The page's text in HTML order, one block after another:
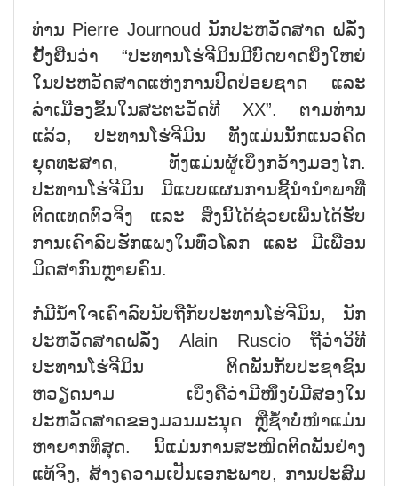
ທ່ານ Pierre Journoud ນັກປະຫວັດສາດ ຝລັ່ງ
ຢັ້ງຢືນວ່າ “ປະທານໂຮ່ຈີມິນມີບົດບາດຍິ່ງໃຫຍ່
ໃນປະຫວັດສາດແຫ່ງການປົດປ່ອຍຊາດ ແລະ
ລ່າເມືອງຂຶ້ນໃນສະຕະວັດທີ XX”. ຕາມທ່ານ
ແລ້ວ, ປະທານໂຮ່ຈີມິນ ທັງແມ່ນນັກແນວຄິດ
ຍຸດທະສາດ, ທັງແມ່ນຜູ້ເບິ່ງກວ້າງມອງໄກ.
ປະທານໂຮ່ຈີມິນ ມີແບບແຜນການຊີ້ນຳນຳພາທີ່
ຕິດແທດຕົວຈິງ ແລະ ສິ່ງນີ້ໄດ້ຊ່ວຍເພິ່ນໄດ້ຮັບ
ການເຄົາລົບຮັກແພງໃນທົ່ວໂລກ ແລະ ມີເພື່ອນ
ມິດສາກົນຫຼາຍຄົນ.
ກໍ່ມີນ້ຳໃຈເຄົາລົບນັບຖືກັບປະທານໂຮ່ຈີມິນ, ນັກ
ປະຫວັດສາດຝລັ່ງ Alain Ruscio ຖືວ່າວິທີ
ປະທານໂຮ່ຈີມິນ ຕິດພັນກັບປະຊາຊົນ
ຫວຽດນາມ ເບິ່ງຄືວ່າມີໜຶ່ງບໍ່ມີສອງໃນ
ປະຫວັດສາດຂອງມວນມະນຸດ ຫຼືຊ້ຳບໍ່ໜຳແມ່ນ
ຫາຍາກທີ່ສຸດ. ນີ້ແມ່ນການສະໜິດຕິດພັນຢ່າງ
ແທ້ຈິງ, ສ້າງຄວາມເປັນເອກະພາບ, ການປະສົມ